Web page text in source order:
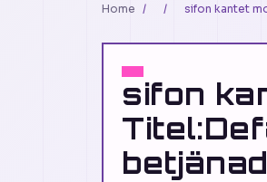
Home / / sifon kantet
sifon